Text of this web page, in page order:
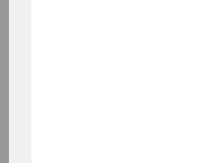
Kick-​off am